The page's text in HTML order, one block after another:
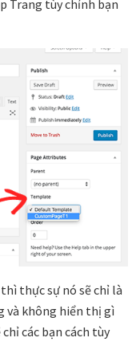
Trang tùy chỉnh bạn
thực sự nó sẽ chỉ là
và không hiển thị gì
các bạn cách tùy